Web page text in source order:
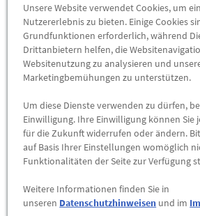
Hinweise:
nur geeignet für Fahrzeuge ohne
maximal zulässiges Gesamtgewicht
Aufbauteilen und Beladung siehe
Q4 Sportback e-tron, 2022 -
Unsere Website verwendet Cookies, um
Nutzererlebnis zu bieten. Einige Cookies
Grundfunktionen erforderlich, während
Drittanbietern helfen, die
Websitenutzung zu analysieren und
Marketingbemühungen zu unterstützen.
Um diese Dienste verwenden zu dürfen,
Einwilligung. Ihre Einwilligung können Sie
für die Zukunft widerrufen oder ändern.
auf Basis Ihrer Einstellungen womöglich
Funktionalitäten der Seite zur Verfügung
Weitere Informationen finden Sie in
unseren Datenschutzhinweisen und im